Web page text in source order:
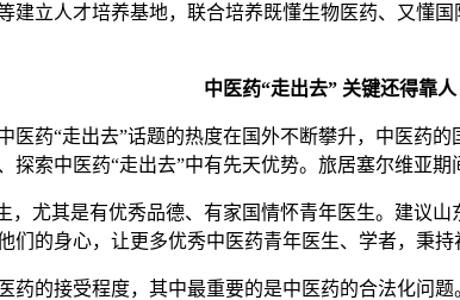
人才培养基地，联合培养既懂生物医药、又懂
中医药“走出去” 关键还得靠人
“走出去”话题的热度在国外不断攀升，中医药
索中医药“走出去”中有先天优势。旅居塞尔维亚期
尤其是有优秀品德、有家国情怀青年医生。建议
的身心，让更多优秀中医药青年医生、学者，秉持
接受程度，其中最重要的是中医药的合法化问